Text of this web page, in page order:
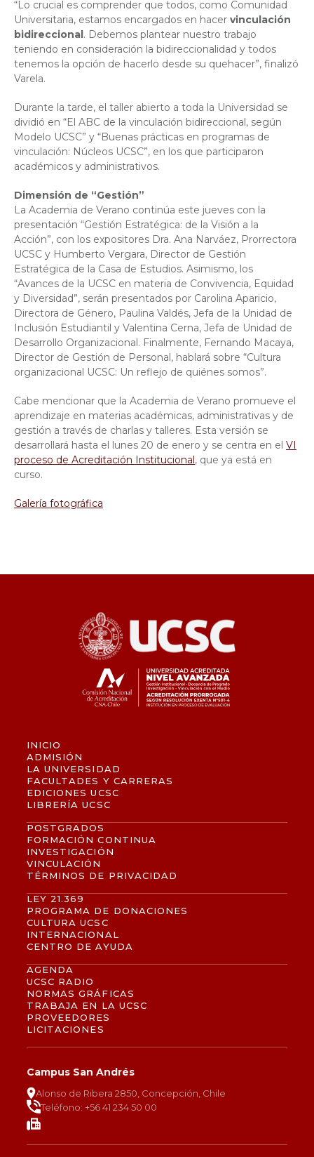
“Lo crucial es comprender que todos, como Comunidad
Universitaria, estamos encargados en hacer vinculación
bidireccional. Debemos plantear nuestro trabajo
teniendo en consideración la bidireccionalidad y todos
tenemos la opción de hacerlo desde su quehacer”, finalizó
Varela.
Durante la tarde, el taller abierto a toda la Universidad se
dividió en “El ABC de la vinculación bidireccional, según
Modelo UCSC” y “Buenas prácticas en programas de
vinculación: Núcleos UCSC”, en los que participaron
académicos y administrativos.
Dimensión de “Gestión”
La Academia de Verano continúa este jueves con la
presentación “Gestión Estratégica: de la Visión a la
Acción”, con los expositores Dra. Ana Narváez, Prorrectora
UCSC y Humberto Vergara, Director de Gestión
Estratégica de la Casa de Estudios. Asimismo, los
“Avances de la UCSC en materia de Convivencia, Equidad
y Diversidad”, serán presentados por Carolina Aparicio,
Directora de Género, Paulina Valdés, Jefa de la Unidad de
Inclusión Estudiantil y Valentina Cerna, Jefa de Unidad de
Desarrollo Organizacional. Finalmente, Fernando Macaya,
Director de Gestión de Personal, hablará sobre “Cultura
organizacional UCSC: Un reflejo de quiénes somos”.
Cabe mencionar que la Academia de Verano promueve el
aprendizaje en materias académicas, administrativas y de
gestión a través de charlas y talleres. Esta versión se
desarrollará hasta el lunes 20 de enero y se centra en el VI
proceso de Acreditación Institucional, que ya está en
curso.
Galería fotográfica
INICIO
ADMISIÓN
LA UNIVERSIDAD
FACULTADES Y CARRERAS
EDICIONES UCSC
LIBRERÍA UCSC
POSTGRADOS
FORMACIÓN CONTINUA
INVESTIGACIÓN
VINCULACIÓN
TÉRMINOS DE PRIVACIDAD
LEY 21.369
PROGRAMA DE DONACIONES
CULTURA UCSC
INTERNACIONAL
CENTRO DE AYUDA
AGENDA
UCSC RADIO
NORMAS GRÁFICAS
TRABAJA EN LA UCSC
PROVEEDORES
LICITACIONES
Campus San Andrés
Alonso de Ribera 2850, Concepción, Chile
Teléfono: +56 41 234 50 00